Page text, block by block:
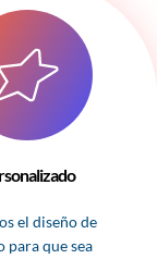
el diseño de
para que sea